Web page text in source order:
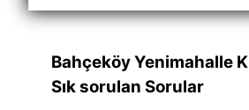
Bahçeköy Yenimahalle
Sık sorulan Sorular